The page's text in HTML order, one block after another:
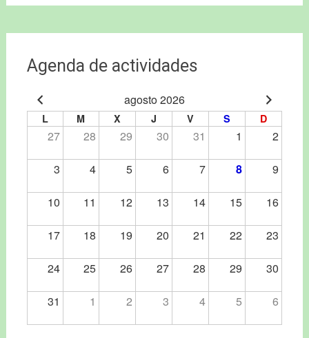
Agenda de actividades
agosto 2026
L M X J V S D
27 28 29 30 31 1 2
3 4 5 6 7 8 9
10 11 12 13 14 15 16
17 18 19 20 21 22 23
24 25 26 27 28 29 30
31 1 2 3 4 5 6